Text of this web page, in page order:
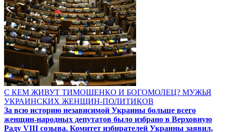
С КЕМ ЖИВУТ ТИМОШЕНКО И БОГОМОЛЕЦ? МУЖЬЯ
УКРАИНСКИХ ЖЕНЩИН-ПОЛИТИКОВ
За всю историю независимой Украины больше всего
женщин-народных депутатов было избрано в Верховную
Раду VIII созыва. Комитет избирателей Украины заявил,